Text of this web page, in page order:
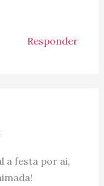
Responder
a festa por ai,